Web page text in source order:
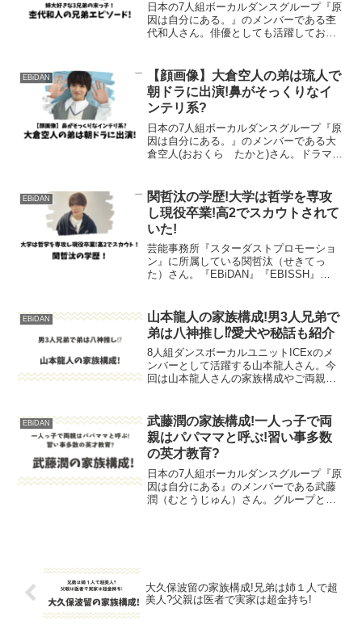
日本の7人組ボーカルダンスグループ『原
因は自分にある。』のメンバーである杢
代和人さん。俳優としても活躍しており
定です。そんな今大注目の杢代和人さん
の家族構成や兄弟エ...
EBiDAN
【顔画像】大倉空人の弟は琉人で
朝ドラに出演!鼻がそっくりなイ
ンテリ系?
日本の7人組ボーカルダンスグループ『原
因は自分にある。』のメンバーである大
倉空人(おおくら たかと)さん。ドラマ
な大倉空人(おおくら たかと)さんの弟さ
んはなんと、有名...
EBiDAN
関哲汰の学歴!大学は哲学を専攻
し現役卒業!高2でスカウトされて
いた!
芸能事務所『スターダストプロモーショ
ン』に所属している関哲汰（せきてっ
た）さん。『EBiDAN』『EBISSH』
で注目を集めています。『ONEN’ONLY』
では...
EBiDAN
山本龍人の家族構成!男3人兄弟で
弟は八神推し⁉愛犬や秘話も紹介
8人組ダンスボーカルユニットICExのメ
ンバーとして活躍する山本龍人さん。今
回は山本龍人さんの家族構成やご両親兄
る情報が満載ですのでぜひ最後までご覧
ください。山本龍人の...
EBiDAN
武藤潤の家族構成!一人っ子で両
親はパパママと呼ぶ!習い事多数
の英才教育?
日本の7人組ボーカルダンスグループ『原
因は自分にある』のメンバーである武藤
潤（むとうじゅん）さん。グループとし
大久保波留の家族構成!兄弟は姉１人で超
美人?父親は医者で実家は超金持ち!